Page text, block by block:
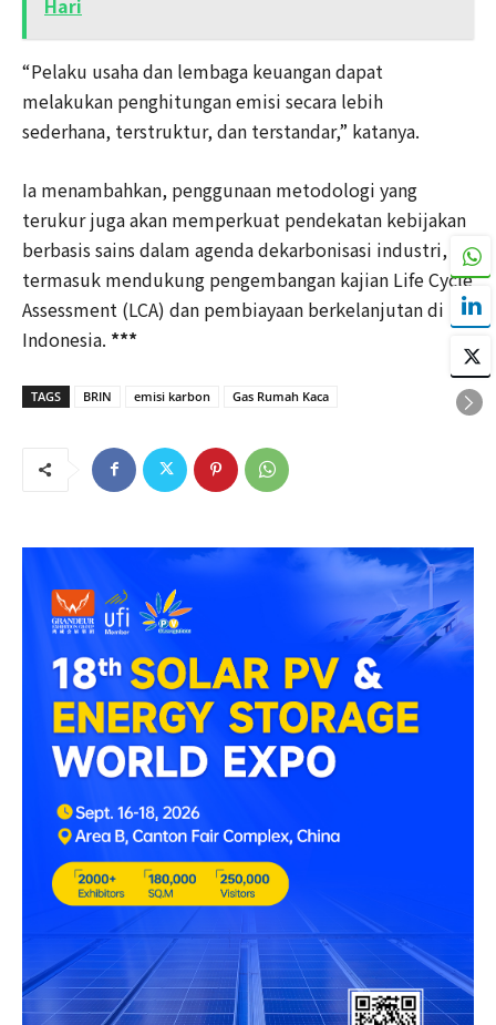
“Pelaku usaha dan lembaga keuangan dapat
melakukan penghitungan emisi secara lebih
sederhana, terstruktur, dan terstandar,” katanya.
Ia menambahkan, penggunaan metodologi yang
terukur juga akan memperkuat pendekatan kebijakan
berbasis sains dalam agenda dekarbonisasi industri,
termasuk mendukung pengembangan kajian Life Cycle
Assessment (LCA) dan pembiayaan berkelanjutan di
Indonesia. ***
TAGS BRIN emisi karbon Gas Rumah Kaca